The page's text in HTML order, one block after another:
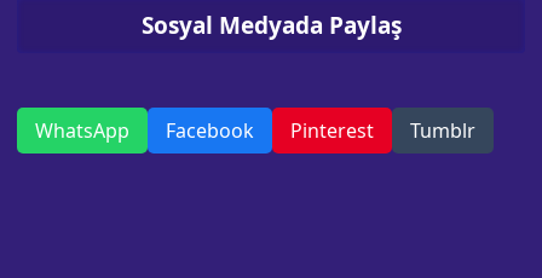
Sosyal Medyada Paylaş
WhatsApp Facebook Pinterest Tumblr